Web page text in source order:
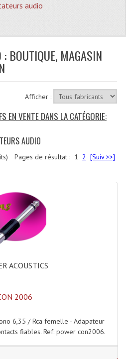
De Neuf?
Horaires.
De Matériel
Nos Promotions
Sonorisation
Cellules Diamants
Enceintes
Diamants
audio
BOUTIQUE, MAGASIN
Afficher :
EN VENTE DANS LA CATÉGORIE:
AUDIO
Pages de résultat : 1 2 [Suiv >>]
ACOUSTICS
2006
6,35 / Rca femelle - Adapateur
fiables. Ref: power con2006.